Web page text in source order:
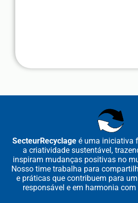
SecteurRecyclageé uma iniciativa
a criatividade sustentável,
inspiram mudanças positivas no
Nosso time trabalha para
e práticas que contribuem para
responsável e em harmonia